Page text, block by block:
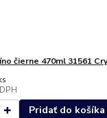
čierne 470ml 31561
Pridať do košíka